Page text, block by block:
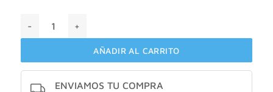
AÑADIR AL CARRITO
ENVIAMOS TU COMPRA